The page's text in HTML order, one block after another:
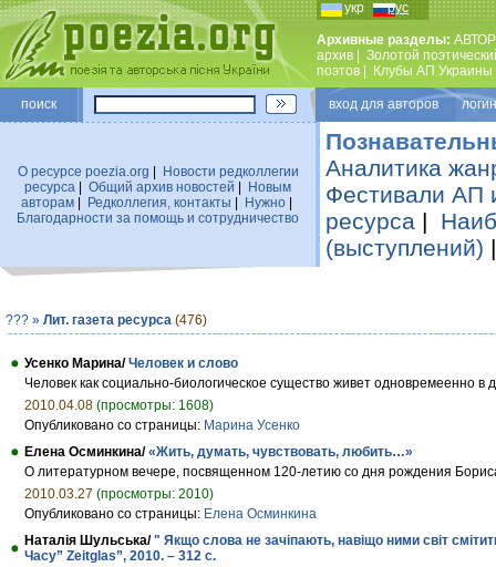
укр рус
Архивные разделы:
архив
Золотой
поэтов
Клубы АП Украины
поиск вход для авторов
О ресурсе poezia.org
Новости редколлегии
ресурса
Общий архив новостей
Новым
авторам| Редколлегия, контакты Нужно|
Благодарности за помощь и сотрудничество
Аналитика
Фестивали АП
ресурса |
(выступлений)
??? » Лит. газета ресурса (476)
Усенко Марина/Человек и слово
Человек как социально-биологическое существо живет одновремеенно в
2010.04.08 (просмотры: 1608)
Опубликовано со страницы: Марина Усенко
Елена Осминкина/«Жить, думать, чувствовать, любить…»
О литературном вечере, посвященном 120-летию со дня рождения
2010.03.27 (просмотры: 2010)
Опубликовано со страницы: Елена Осминкина
Наталія Шульська/" Якщо слова не зачіпають, навіщо ними світ
Часу” Zeitglas”, 2010. – 312 с.